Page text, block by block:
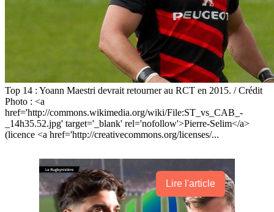
Top 14 : Yoann Maestri devrait retourner au RCT en 2015. / Crédit
Photo : <a
href='http://commons.wikimedia.org/wiki/File:ST_vs_CAB_-
_14h35.52.jpg' target='_blank' rel='nofollow'>Pierre-Selim</a>
(licence <a href='http://creativecommons.org/licenses/...
Lire l'article